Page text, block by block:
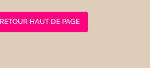
RETOUR HAUT DE PAGE